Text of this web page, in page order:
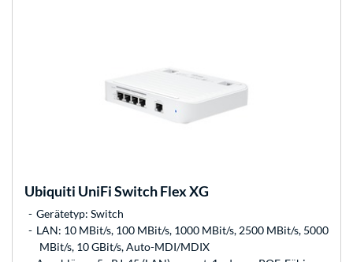
Ubiquiti UniFi Switch Flex XG
Gerätetyp: Switch
LAN: 10 MBit/s, 100 MBit/s, 1000 MBit/s, 2500 MBit/s, 5000
MBit/s, 10 GBit/s, Auto-MDI/MDIX